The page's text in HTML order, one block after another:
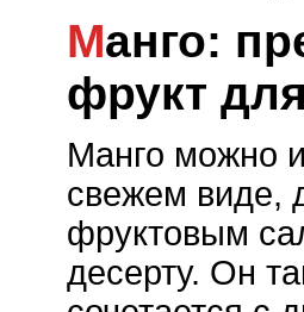
Манго: превосходный
фрукт
Манго можно
свежем виде,
фруктовым
десерту. Он